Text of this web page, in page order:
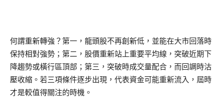
何謂重新轉強？第一，龍頭股不再創新低，並能在大市回落時
保持相對強勢；第二，股價重新站上重要平均線，突破近期下
降趨勢或橫行區頂部；第三，突破時成交量配合，而回調時沽
壓收縮。若三項條件逐步出現，代表資金可能重新流入，屆時
才是較值得關注的時機。